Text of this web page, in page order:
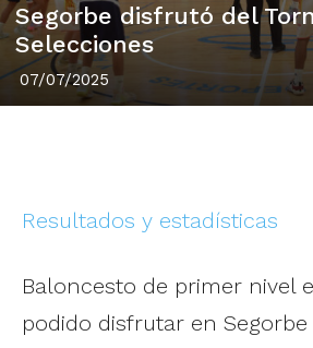
Segorbe disfrutó del
Selecciones
07/07/2025
Resultados y estadísticas
Baloncesto de primer nivel
podido disfrutar en